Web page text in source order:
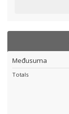
Međusuma
Totals